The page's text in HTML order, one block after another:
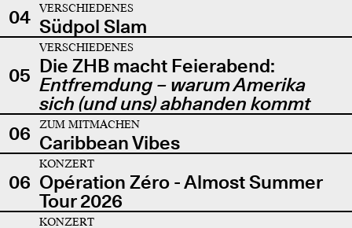
04 VERSCHIEDENES
Südpol Slam
05
VERSCHIEDENES
Die ZHB macht Feierabend:
Entfremdung – warum Amerika
sich (und uns) abhanden kommt
06
ZUM MITMACHEN
Caribbean Vibes
06
KONZERT
Opération Zéro - Almost Summer
Tour 2026
KONZERT